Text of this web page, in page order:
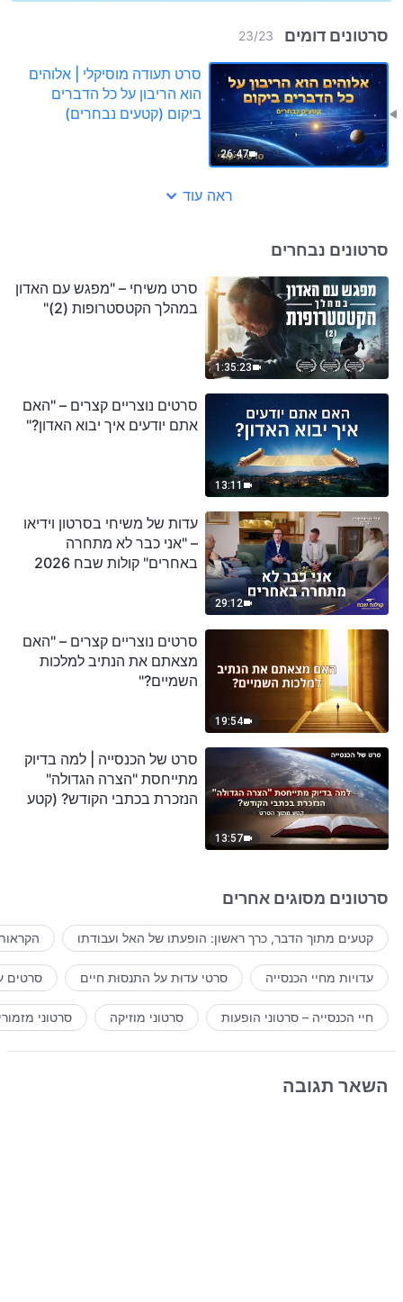
סרטונים דומים 23/23
26:47
סרט תעודה מוסיקלי | אלוהים
הוא הריבון על כל הדברים
ביקום (קטעים נבחרים)
ראה עוד
סרטונים נבחרים
1:35:23
סרט משיחי – "מפגש עם האדון
במהלך הקטסטרופות (2)"
13:11
סרטים נוצריים קצרים – "האם
אתם יודעים איך יבוא האדון?"
29:12
עדות של משיחי בסרטון וידיאו
– "אני כבר לא מתחרה
באחרים" קולות שבח 2026
19:54
סרטים נוצריים קצרים – "האם
מצאתם את הנתיב למלכות
השמיים?"
13:57
סרט של הכנסייה | למה בדיוק
מתייחסת "הצרה הגדולה"
הנזכרת בכתבי הקודש? (קטע
סרטונים מסוגים אחרים
קטעים מתוך הדבר, כרך ראשון: הופעתו של האל ועבודתו
עדויות מחיי הכנסייה סרטי עדוּת על התנסוּת חיים סרטים
חיי הכנסייה – סרטוני הופעות סרטוני מוזיקה סרטוני
השאר תגובה